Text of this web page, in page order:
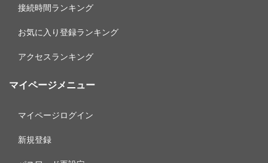
接続時間ランキング
お気に入り登録ランキング
アクセスランキング
マイページメニュー
マイページログイン
新規登録